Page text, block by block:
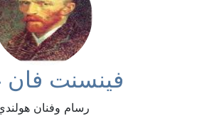
فينسنت فان
رسام وفنان